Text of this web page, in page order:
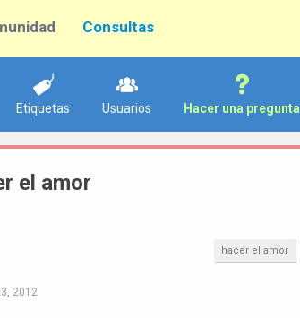
Consultas
Etiquetas Usuarios Hacer una pregunta
el amor
hacer el amor
2012